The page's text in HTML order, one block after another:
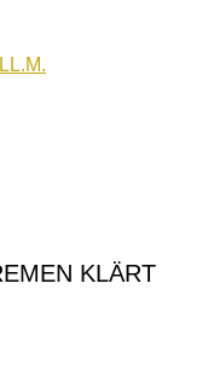
KLÄRT